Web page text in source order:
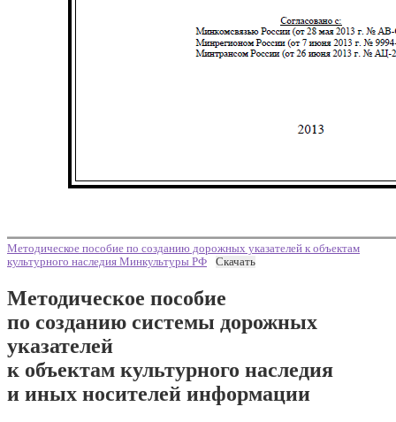
Методическое пособие по созданию дорожных указателей к объектам
культурного наследия Минкультуры РФ
Скачать
Методическое пособие
по созданию системы дорожных
указателей
к объектам культурного наследия
и иных носителей информации